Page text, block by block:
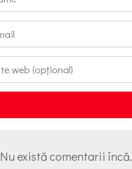
Nu există comentarii încă.